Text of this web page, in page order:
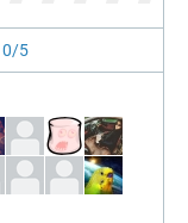
0/5